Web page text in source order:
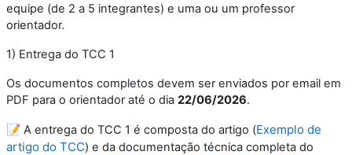
equipe (de 2 a 5 integrantes) e uma ou um professor
orientador.
1) Entrega do TCC 1
Os documentos completos devem ser enviados por email em
PDF para o orientador até o dia 22/06/2026.
📝 A entrega do TCC 1 é composta do artigo (Exemplo de
artigo do TCC) e da documentação técnica completa do